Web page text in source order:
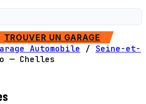
TROUVER UN GARAGE
Automobile / Seine-et-
— Chelles